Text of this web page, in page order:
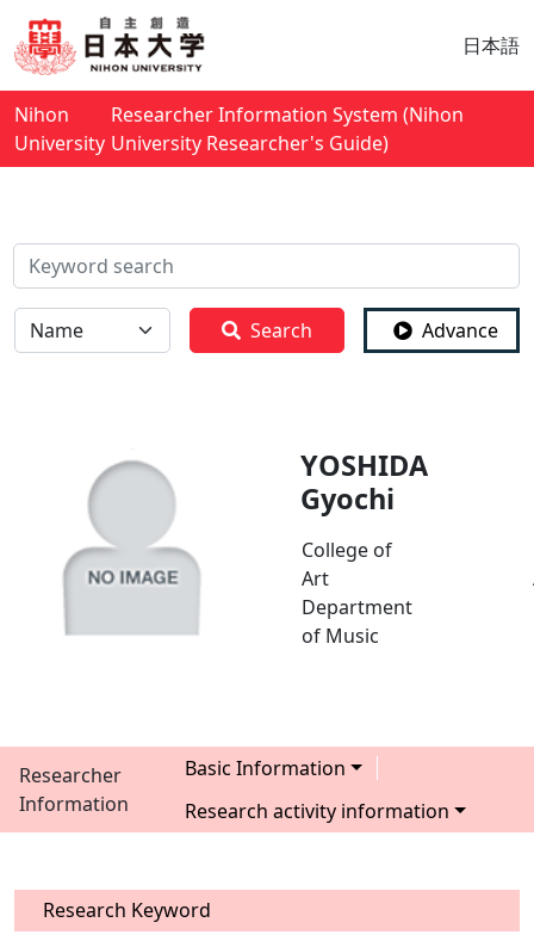
日本語
Nihon
University
Researcher Information System (Nihon
University Researcher's Guide)
検索
全体 Search Advance
YOSHIDA
Gyochi
College of
Art
Department
of Music
Researcher
Information
Basic Information
Research activity information
Research Keyword